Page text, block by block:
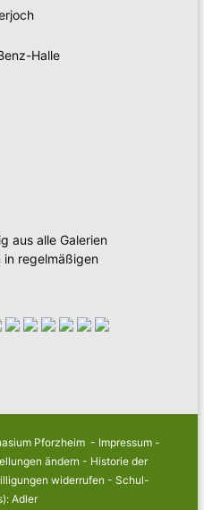
Halle
aus alle Galerien
in regelmäßigen
Pforzheim - Impressum-
ändern - Historie der
widerrufen - Schul-
Adler